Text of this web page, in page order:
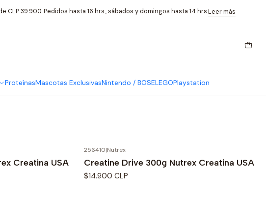
ProteínasMascotas ExclusivasNintendo / BOSELEGOPlaystation
39.900. Pedidos hasta 16 hrs., sábados y domingos hasta 14 hrs.Leer más
Creatina USA
No disponible
256410|Nutrex
Creatine Drive 300g Nutrex Creatina USA
$14.900 CLP